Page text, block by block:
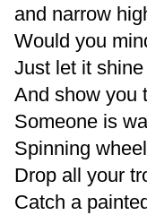
and narrow
Would you
Just let it
And show you
Someone is
Spinning
Drop all your
Catch a